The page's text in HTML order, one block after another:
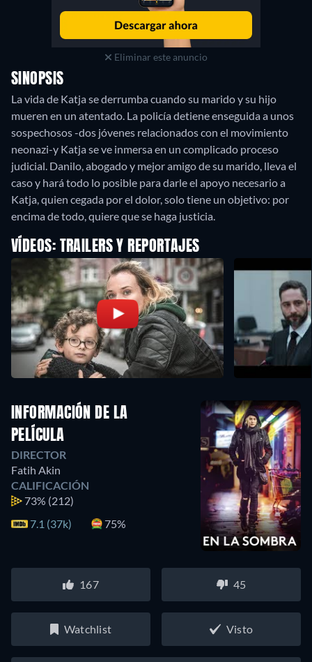
Eliminar este anuncio
SINOPSIS
La vida de Katja se derrumba cuando su marido y su hijo
mueren en un atentado. La policía detiene enseguida a unos
sospechosos -dos jóvenes relacionados con el movimiento
neonazi-y Katja se ve inmersa en un complicado proceso
judicial. Danilo, abogado y mejor amigo de su marido, lleva el
caso y hará todo lo posible para darle el apoyo necesario a
Katja, quien cegada por el dolor, solo tiene un objetivo: por
encima de todo, quiere que se haga justicia.
VÍDEOS: TRAILERS Y REPORTAJES
INFORMACIÓN DE LA
PELÍCULA
DIRECTOR
Fatih Akin
CALIFICACIÓN
73% (212)
7.1 (37k)
75%
167 45
Watchlist Visto